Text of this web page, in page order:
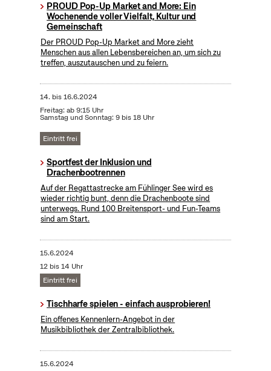
PROUD Pop-Up Market and More: Ein
Wochenende voller Vielfalt, Kultur und
Gemeinschaft
Der PROUD Pop-Up Market and More zieht
Menschen aus allen Lebensbereichen an, um sich zu
treffen, auszutauschen und zu feiern.
14. bis16.6.2024
Freitag: ab 9:15 Uhr
Samstag und Sonntag: 9 bis 18 Uhr
Eintritt frei
Sportfest der Inklusion und
Drachenbootrennen
Auf der Regattastrecke am Fühlinger See wird es
wieder richtig bunt, denn die Drachenboote sind
unterwegs. Rund 100 Breitensport- und Fun-Teams
sind am Start.
15.6.2024
12 bis 14 Uhr
Eintritt frei
Tischharfe spielen - einfach ausprobieren!
Ein offenes Kennenlern-Angebot in der
Musikbibliothek der Zentralbibliothek.
15.6.2024